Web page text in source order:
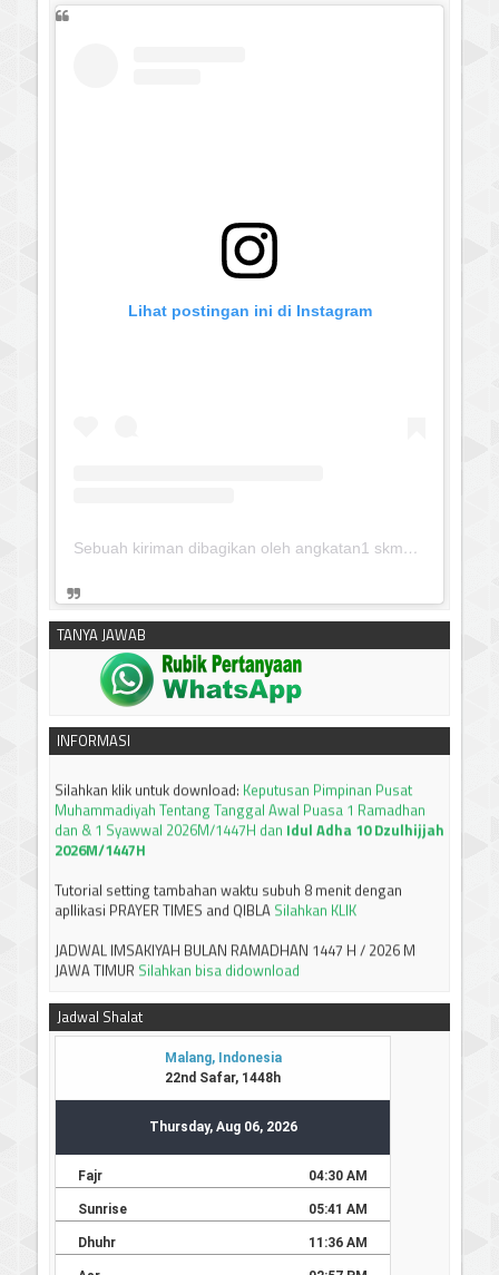
Lihat postingan ini di Instagram
Sebuah kiriman dibagikan oleh angkatan1 skmm 2020 (@albayaanyinfo)
TANYA JAWAB
INFORMASI
silahkan klik untuk download:
Muhammadiyah, Tentang Tanfidz Keputusan Munas XXXI
Tarjih: Tentang KRITERIA AWAL WAKTU SUBUH
Silahkan klik untuk download:Keputusan Pimpinan Pusat
dan & 1 Syawwal 2026M/1447H danIdul Adha 10 Dzulhijjah
2026M/1447H
Tutorial setting tambahan waktu subuh 8 menit dengan
JADWAL IMSAKIYAH BULAN RAMADHAN 1447 H / 2026 M
-----------------------------Terima kasih
Jadwal Shalat